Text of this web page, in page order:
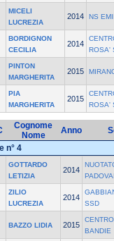
MICELI
LUCREZIA
2014 NS
BORDIGNON
CECILIA
2014
ROSA'
PINTON
MARGHERITA
2015
PIA
MARGHERITA
2015
ROSA'
Cognome
Nome
Anno
n° 4
GOTTARDO
LETIZIA
2014
ZILIO
LUCREZIA
2014
SSD
BAZZO LIDIA 2015
BANDIE